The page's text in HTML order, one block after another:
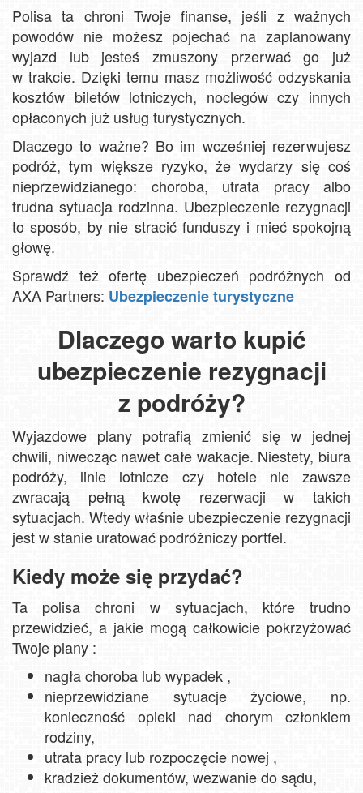
Polisa ta chroni Twoje finanse, jeśli z ważnych
powodów nie możesz pojechać na zaplanowany
wyjazd lub jesteś zmuszony przerwać go już
w trakcie. Dzięki temu masz możliwość odzyskania
kosztów biletów lotniczych, noclegów czy innych
opłaconych już usług turystycznych.
Dlaczego to ważne? Bo im wcześniej rezerwujesz
podróż, tym większe ryzyko, że wydarzy się coś
nieprzewidzianego: choroba, utrata pracy albo
trudna sytuacja rodzinna. Ubezpieczenie rezygnacji
to sposób, by nie stracić funduszy i mieć spokojną
głowę.
Sprawdź też ofertę ubezpieczeń podróżnych od
AXA Partners: Ubezpieczenie turystyczne
Dlaczego warto kupić
ubezpieczenie rezygnacji
z podróży?
Wyjazdowe plany potrafią zmienić się w jednej
chwili, niwecząc nawet całe wakacje. Niestety, biura
podróży, linie lotnicze czy hotele nie zawsze
zwracają pełną kwotę rezerwacji w takich
sytuacjach. Wtedy właśnie ubezpieczenie rezygnacji
jest w stanie uratować podróżniczy portfel.
Kiedy może się przydać?
Ta polisa chroni w sytuacjach, które trudno
przewidzieć, a jakie mogą całkowicie pokrzyżować
Twoje plany :
nagła choroba lub wypadek ,
nieprzewidziane sytuacje życiowe, np.
konieczność opieki nad chorym członkiem
rodziny,
utrata pracy lub rozpoczęcie nowej ,
kradzież dokumentów, wezwanie do sądu,